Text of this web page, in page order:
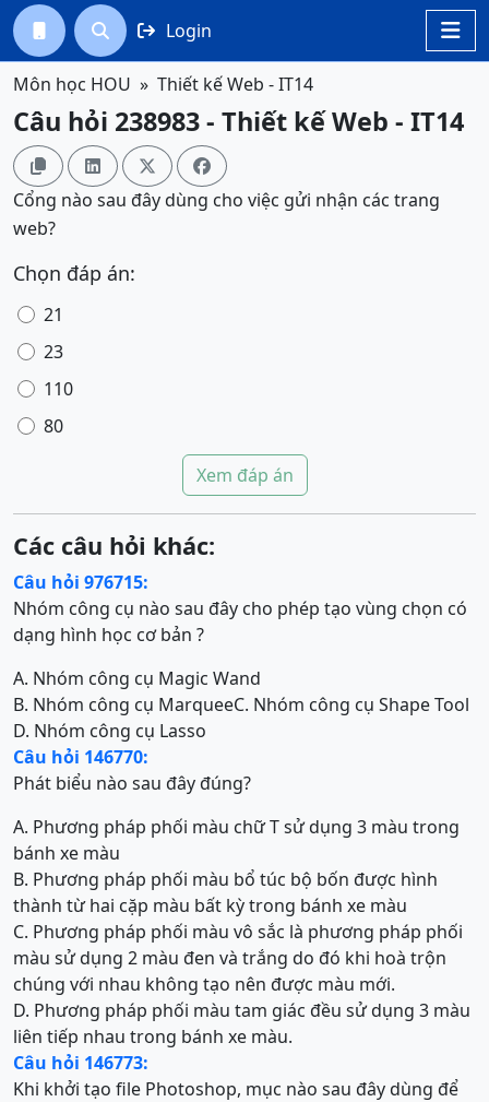

  Login
Môn học HOU Thiết kế Web - IT14
Câu hỏi 238983 - Thiết kế Web - IT14
   
Cổng nào sau đâydùng cho việc gửi nhận các trang
web?
Chọn đáp án:
21
23
110
80
Xem đáp án
Các câu hỏi khác:
Câu hỏi 976715:
Nhóm công cụ nào sau đây cho phép tạo vùng chọn có
dạng hình học cơ bản ?
A. Nhóm công cụ Magic Wand
B. Nhóm công cụ MarqueeC. Nhóm công cụ Shape Tool
D. Nhóm công cụ Lasso
Câu hỏi 146770:
Phát biểu nào sau đây đúng?
A. Phương pháp phối màu chữ T sử dụng 3 màu trong
bánh xe màu
B. Phương pháp phối màu bổ túc bộ bốn được hình
thành từ hai cặp màu bất kỳ trong bánh xe màu
C. Phương pháp phối màu vô sắc là phương pháp phối
màu sử dụng 2 màu đen và trắng do đó khi hoà trộn
chúng với nhau không tạo nên được màu mới.
D. Phương pháp phối màu tam giác đều sử dụng 3 màu
liên tiếp nhau trong bánh xe màu.
Câu hỏi 146773:
Khi khởi tạo file Photoshop, mục nào sau đây dùng để